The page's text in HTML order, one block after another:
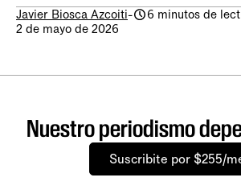
Javier Biosca Azcoiti-
6 minutos de
2 de mayo de 2026
Nuestro periodismo
Suscribite por $255/